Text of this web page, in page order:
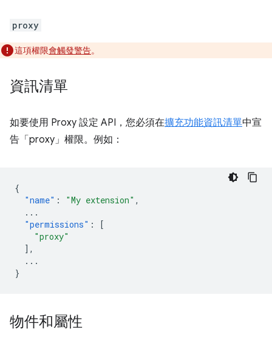
proxy
這項權限會觸發警告。
資訊清單
如要使用 Proxy 設定 API，您必須在擴充功能資訊清單中宣
告「proxy」權限。例如：
{
"name" : "My extension" ,
...
"permissions" :
[
"proxy"
],
...
}
物件和屬性